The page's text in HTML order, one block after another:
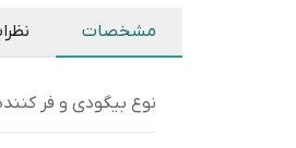
مشخصات
نوع بیگودی و فر